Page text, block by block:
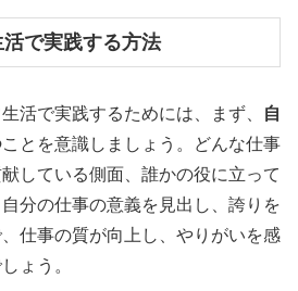
で実践する方法
活で実践するためには、まず、
自
ことを意識しましょう。どんな仕事
している側面、誰かの役に立って
分の仕事の意義を見出し、誇りを
仕事の質が向上し、やりがいを感
ょう。